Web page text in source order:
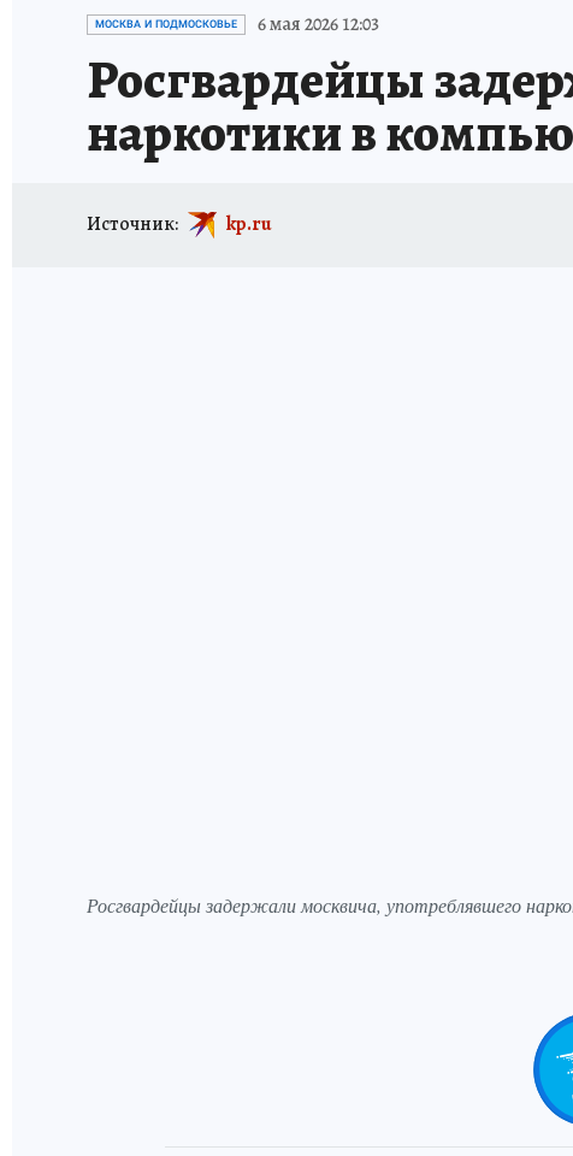
ИСПЫТАНО НА СЕБЕ
МОСКВА И ПОДМОСКОВЬЕ 6 мая 2026 12:03
Росгвардейцы
наркотики в
Источник: kp.ru
Росгвардейцы задержали москвича, употреблявшего